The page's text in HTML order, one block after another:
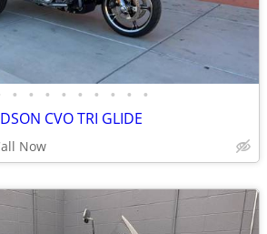
• • • • • • • • •
CVO TRI GLIDE
Now